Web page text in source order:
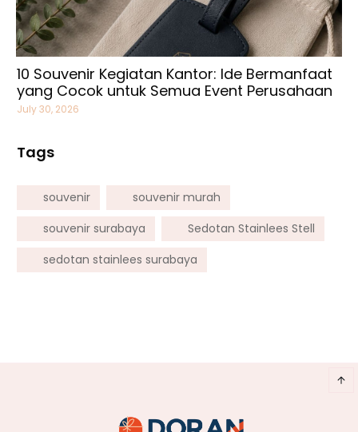
10 Souvenir Kegiatan Kantor: Ide Bermanfaat
yang Cocok untuk Semua Event Perusahaan
July 30, 2026
Tags
souvenir
souvenir murah
souvenir surabaya
Sedotan Stainlees Stell
sedotan stainlees surabaya